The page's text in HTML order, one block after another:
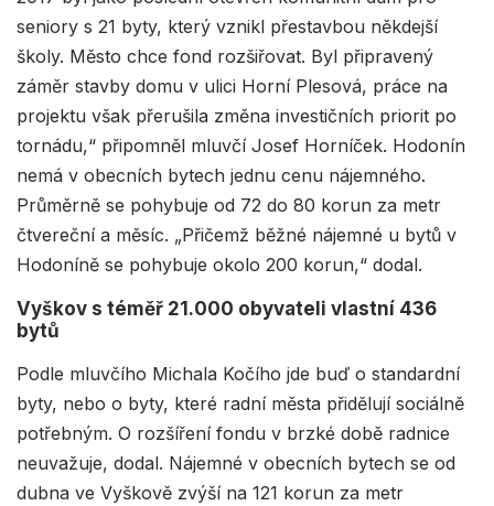
seniory s 21 byty, který vznikl přestavbou někdejší
školy. Město chce fond rozšiřovat. Byl připravený
záměr stavby domu v ulici Horní Plesová, práce na
projektu však přerušila změna investičních priorit po
tornádu,“ připomněl mluvčí Josef Horníček. Hodonín
nemá v obecních bytech jednu cenu nájemného.
Průměrně se pohybuje od 72 do 80 korun za metr
čtvereční a měsíc. „Přičemž běžné nájemné u bytů v
Hodoníně se pohybuje okolo 200 korun,“ dodal.
Vyškov s téměř 21.000 obyvateli vlastní 436
bytů
Podle mluvčího Michala Kočího jde buď o standardní
byty, nebo o byty, které radní města přidělují sociálně
potřebným. O rozšíření fondu v brzké době radnice
neuvažuje, dodal. Nájemné v obecních bytech se od
dubna ve Vyškově zvýší na 121 korun za metr